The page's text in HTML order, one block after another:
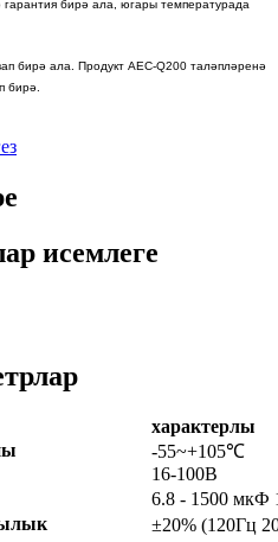
бирә ала, югары температурада
бирә ала. Продукт AEC-Q200 таләпләренә
бирә.
исемлеге
характерлы
-55~+105℃
16-100В
6.8 - 1500 мкФ
±20% (120Гц